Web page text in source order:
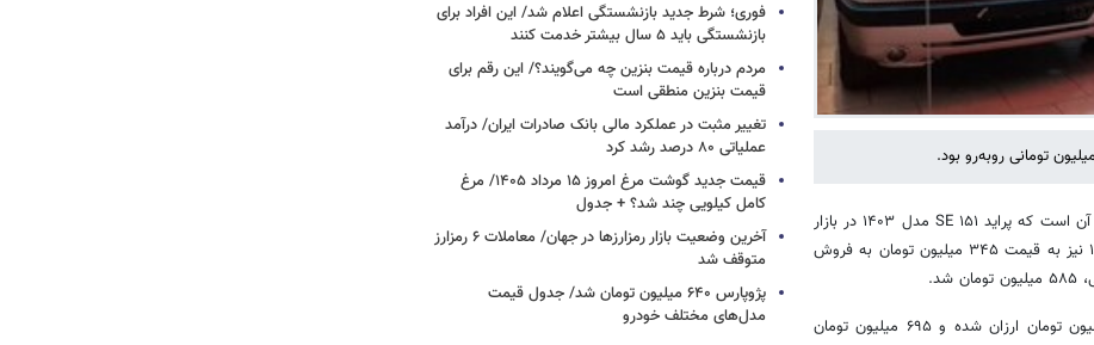
حاکی از آن است که پراید ۱۵۱ SE مدل ۱۴۰۳ در بازار
خودرو به قیمت ۳۵۵ میلیون تومان رسیده است. پراید ۱۵۱ SE مدل ۱۴۰۲ نیز به قیمت ۳۴۵ میلیون تومان به فروش
در این میان، قیمت پژو ۲۰۶ تیپ ۳ پانوراما مدل ۱۴۰۲ در حدود ۵ میلیون تومان ارزان شده و ۶۹۵ میلیون تومان
فوری؛ شرط جدید بازنشستگی اعلام شد/ این افراد برای
بازنشستگی باید ۵ سال بیشتر خدمت کنند
مردم درباره قیمت بنزین چه می‌گویند؟/ این رقم برای
قیمت بنزین منطقی است
تغییر مثبت در عملکرد مالی بانک صادرات ایران/ درآمد
عملیاتی ۸۰ درصد رشد کرد
قیمت جدید گوشت مرغ امروز ۱۵ مرداد ۱۴۰۵/ مرغ
کامل کیلویی چند شد؟ + جدول
آخرین وضعیت بازار رمزارزها در جهان/ معاملات ۶ رمزارز
متوقف شد
پژوپارس ۶۴۰ میلیون تومان شد/ جدول قیمت
مدل‌های مختلف خودرو